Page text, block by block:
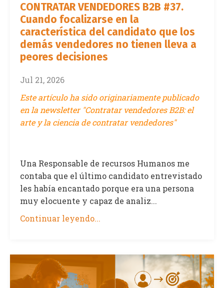
CONTRATAR VENDEDORES B2B #37.
Cuando focalizarse en la
característica del candidato que los
demás vendedores no tienen lleva a
peores decisiones
Jul 21, 2026
Este artículo ha sido originariamente publicado
en la newsletter "Contratar vendedores B2B: el
arte y la ciencia de contratar vendedores"
Una Responsable de recursos Humanos me
contaba que el último candidato entrevistado
les había encantado porque era una persona
muy elocuente y capaz de analiz...
Continuar leyendo...